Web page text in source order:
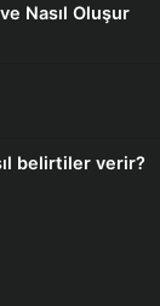
Nasıl Oluşur
belirtiler verir?